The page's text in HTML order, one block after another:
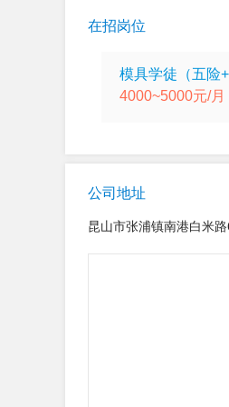
在招岗位
模具学徒（五险+
4000~5000元/月
公司地址
昆山市张浦镇南港白米